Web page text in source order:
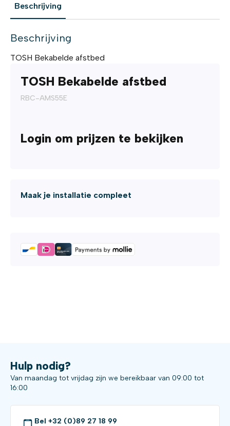
Beschrijving
Beschrijving
TOSH Bekabelde afstbed
TOSH Bekabelde afstbed
RBC-AMS55E
Login om prijzen te bekijken
Maak je installatie compleet
Hulp nodig?
Van maandag tot vrijdag zijn we bereikbaar van 09:00 tot
16:00
Bel +32 (0)89 27 18 99